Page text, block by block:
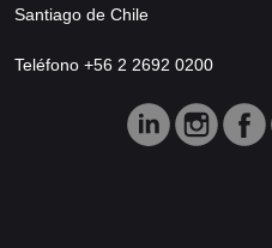
Santiago de Chile
Teléfono +56 2 2692 0200